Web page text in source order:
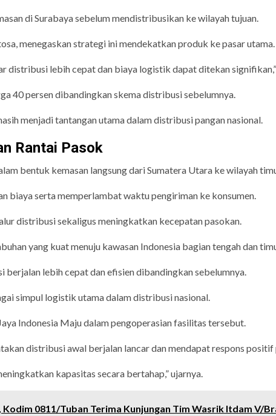
di Surabaya sebelum mendistribusikan ke wilayah tujuan.
menegaskan strategi ini mendekatkan produk ke pasar utama.
distribusi lebih cepat dan biaya logistik dapat ditekan
40 persen dibandingkan skema distribusi sebelumnya.
menjadi tantangan utama dalam distribusi pangan nasional.
Rantai Pasok
bentuk kemasan langsung dari Sumatera Utara ke wilayah
biaya serta memperlambat waktu pengiriman ke konsumen.
distribusi sekaligus meningkatkan kecepatan pasokan.
yang kuat menuju kawasan Indonesia bagian tengah dan
lebih cepat dan efisien dibandingkan sebelumnya.
simpul logistik utama dalam distribusi nasional.
Indonesia Maju dalam pengoperasian fasilitas tersebut.
distribusi awal berjalan lancar dan mendapat respons positif
kapasitas secara bertahap,” ujarnya.
0811/Tuban Terima Kunjungan Tim Wasrik Itdam V/